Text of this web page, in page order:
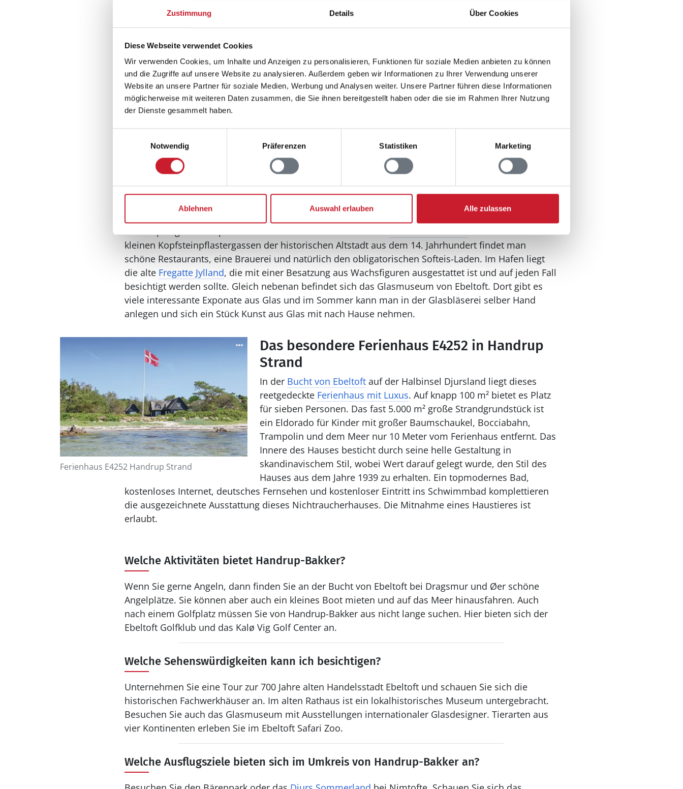
Zustimmung Details Über Cookies
Diese Webseite verwendet Cookies
Wir verwenden Cookies, um Inhalte und Anzeigen zu personalisieren, Funktionen für soziale Medien anbieten zu können
und die Zugriffe auf unsere Website zu analysieren. Außerdem geben wir Informationen zu Ihrer Verwendung unserer
Website an unsere Partner für soziale Medien, Werbung und Analysen weiter. Unsere Partner führen diese Informationen
möglicherweise mit weiteren Daten zusammen, die Sie ihnen bereitgestellt haben oder die sie im Rahmen Ihrer Nutzung
der Dienste gesammelt haben.
Notwendig
Präferenzen Statistiken Marketing
Ablehnen Auswahl erlauben Alle zulassen
Der Strand von Handrup-Bakker
Vor allem aus Sand besteht der Strand von Handrup-Bakker. Er geht sanft in das Wasser über und ist
deshalb auch für Schwimmanfänger gut geeignet. Wer gleich ins tiefe Wasser springen möchte, kann
auch den Bade-Steg nutzen. Wer sein Glück als Windsurfer versuchen möchte, findet an der Bucht
von Ebeltoft gute Wind und Wasserverhältnisse.
Die Natur am Strand von Handrup-Bakker
Von Ihrem Ferienhaus aus starten mehrere kleine Pfade direkt zur Natur rund um Handrup-Bakker.
Wandern Sie ein paar Kilometer nordöstlich zum Stubbe Sø, dem größten See von Djursland. Der See
Ausflüge nach Mols Berge und Ebeltoft
Natur. Dichte Wälder und offene Heidehügel sorgen hier für viel Abwechslung. Aussichtspunkte gibt
es am Agri Bavnehøj und am Trehøje.
Handrup liegt nur ein paar Autominuten von der malerischenKleinstadt Ebeltoftentfernt. In den
kleinen Kopfsteinpflastergassen der historischen Altstadt aus dem 14. Jahrhundert findet man
schöne Restaurants, eine Brauerei und natürlich den obligatorischen Softeis-Laden. Im Hafen liegt
die alte Fregatte Jylland, die mit einer Besatzung aus Wachsfiguren ausgestattet ist und auf jeden Fall
besichtigt werden sollte. Gleich nebenan befindet sich das Glasmuseum von Ebeltoft. Dort gibt es
viele interessante Exponate aus Glas und im Sommer kann man in der Glasbläserei selber Hand
anlegen und sich ein Stück Kunst aus Glas mit nach Hause nehmen.
Ferienhaus E4252 Handrup Strand
Das besondere Ferienhaus E4252 in Handrup
Strand
In der Bucht von Ebeltoft auf der Halbinsel Djursland liegt dieses
reetgedeckte Ferienhaus mit Luxus. Auf knapp 100 m² bietet es Platz
für sieben Personen. Das fast 5.000 m² große Strandgrundstück ist
ein Eldorado für Kinder mit großer Baumschaukel, Bocciabahn,
Trampolin und dem Meer nur 10 Meter vom Ferienhaus entfernt. Das
Innere des Hauses besticht durch seine helle Gestaltung in
skandinavischem Stil, wobei Wert darauf gelegt wurde, den Stil des
Hauses aus dem Jahre 1939 zu erhalten. Ein topmodernes Bad,
kostenloses Internet, deutsches Fernsehen und kostenloser Eintritt ins Schwimmbad komplettieren
die ausgezeichnete Ausstattung dieses Nichtraucherhauses. Die Mitnahme eines Haustieres ist
erlaubt.
Welche Aktivitäten bietet Handrup-Bakker?
Wenn Sie gerne Angeln, dann finden Sie an der Bucht von Ebeltoft bei Dragsmur und Øer schöne
Angelplätze. Sie können aber auch ein kleines Boot mieten und auf das Meer hinausfahren. Auch
nach einem Golfplatz müssen Sie von Handrup-Bakker aus nicht lange suchen. Hier bieten sich der
Ebeltoft Golfklub und das Kalø Vig Golf Center an.
Welche Sehenswürdigkeiten kann ich besichtigen?
Unternehmen Sie eine Tour zur 700 Jahre alten Handelsstadt Ebeltoft und schauen Sie sich die
historischen Fachwerkhäuser an. Im alten Rathaus ist ein lokalhistorisches Museum untergebracht.
Besuchen Sie auch das Glasmuseum mit Ausstellungen internationaler Glasdesigner. Tierarten aus
vier Kontinenten erleben Sie im Ebeltoft Safari Zoo.
Welche Ausflugsziele bieten sich im Umkreis von Handrup-Bakker an?